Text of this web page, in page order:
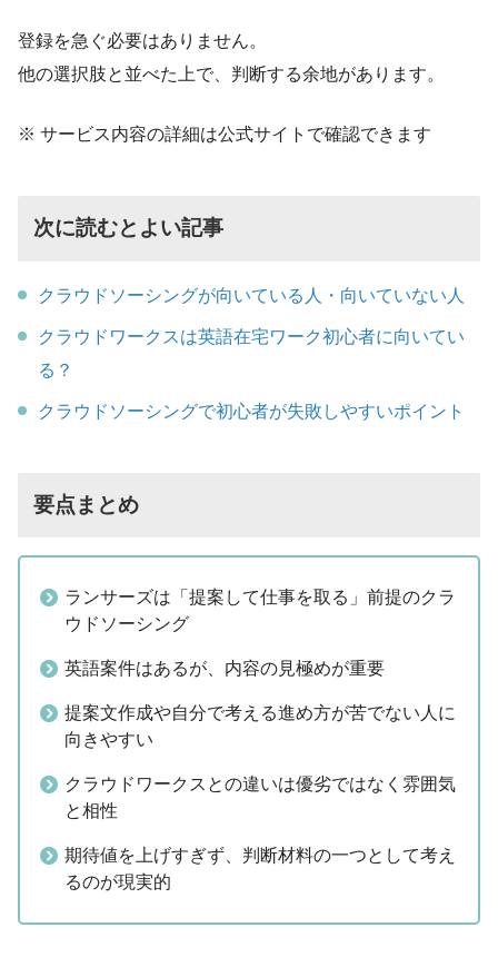
登録を急ぐ必要はありません。
他の選択肢と並べた上で、判断する余地があります。
※ サービス内容の詳細は公式サイトで確認できます
次に読むとよい記事
クラウドソーシングが向いている人・向いていない人
クラウドワークスは英語在宅ワーク初心者に向いてい
る？
クラウドソーシングで初心者が失敗しやすいポイント
要点まとめ
ランサーズは「提案して仕事を取る」前提のクラ
ウドソーシング
英語案件はあるが、内容の見極めが重要
提案文作成や自分で考える進め方が苦でない人に
向きやすい
クラウドワークスとの違いは優劣ではなく雰囲気
と相性
期待値を上げすぎず、判断材料の一つとして考え
るのが現実的